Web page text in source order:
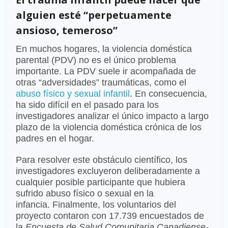
alguien esté “perpetuamente
ansioso, temeroso”
En muchos hogares, la violencia doméstica
parental (PDV) no es el único problema
importante. La PDV suele ir acompañada de
otras “adversidades” traumáticas, como el
abuso físico y sexual infantil . En consecuencia,
ha sido difícil en el pasado para los
investigadores analizar el único impacto a largo
plazo de la violencia doméstica crónica de los
padres en el hogar.
Para resolver este obstáculo científico, los
investigadores excluyeron deliberadamente a
cualquier posible participante que hubiera
sufrido abuso físico o sexual en la
infancia. Finalmente, los voluntarios del
proyecto contaron con 17.739 encuestados de